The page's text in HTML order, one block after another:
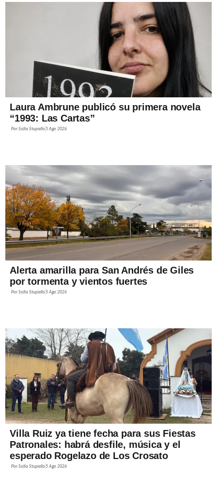
Laura Ambrune publicó su primera novela
“1993: Las Cartas”
PorSofía Stupiello 5 Ago 2026
Alerta amarilla para San Andrés de Giles
por tormenta y vientos fuertes
PorSofía Stupiello 5 Ago 2026
Villa Ruiz ya tiene fecha para sus Fiestas
Patronales: habrá desfile, música y el
esperado Rogelazo de Los Crosato
PorSofía Stupiello 5 Ago 2026